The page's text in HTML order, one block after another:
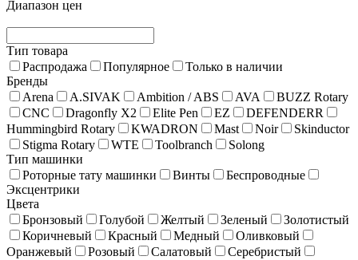
Диапазон цен
Тип товара
Распродажа
Популярное
Только в наличии
Бренды
Arena
A.SIVAK Ambition / ABS AVA
BUZZ Rotary
CNC
Dragonfly X2 Elite Pen EZ
DEFENDERR
Hummingbird Rotary
KWADRON Mast Noir
Skinductor
Stigma Rotary
WTE Toolbranch
Solong
Тип машинки
Роторные тату машинки
Винты
Беспроводные
Эксцентрики
Цвета
Бронзовый
Голубой Желтый Зеленый
Золотистый
Коричневый
Красный Медный
Оливковый
Оранжевый
Розовый Салатовый
Серебристый